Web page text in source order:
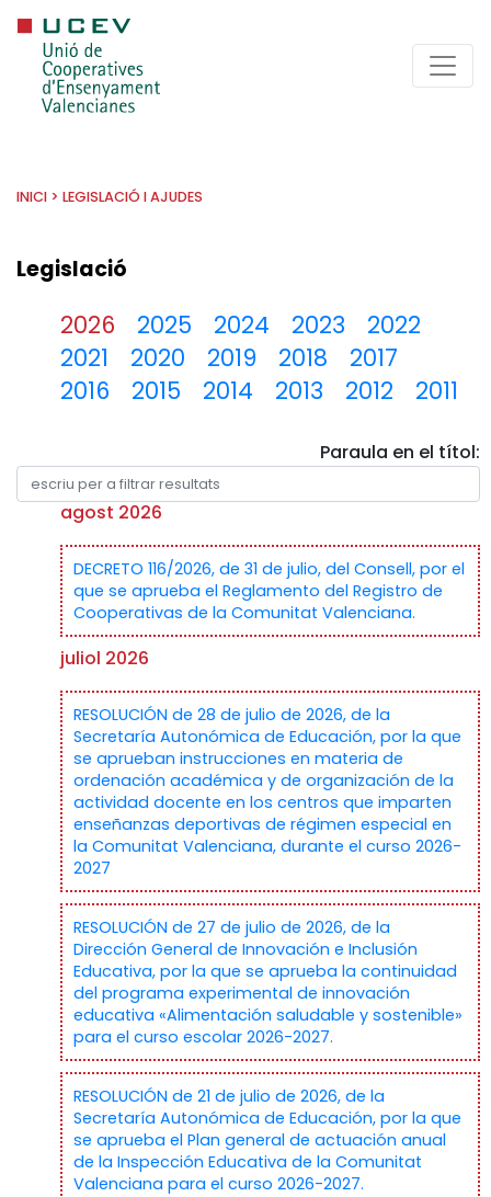
INICI > LEGISLACIÓ I AJUDES
Legislació
2026 2025 2024 2023
2022
2021
2020 2019 2018
2017
2016
2015 2014 2013 2012 2011
Paraula en el títol:
agost 2026
DECRETO 116/2026, de 31 de julio, del Consell, por el
que se aprueba el Reglamento del Registro de
Cooperativas de la Comunitat Valenciana.
juliol 2026
RESOLUCIÓN de 28 de julio de 2026, de la
Secretaría Autonómica de Educación, por la que
se aprueban instrucciones en materia de
ordenación académica y de organización de la
actividad docente en los centros que imparten
enseñanzas deportivas de régimen especial en
la Comunitat Valenciana, durante el curso 2026-
2027
RESOLUCIÓN de 27 de julio de 2026, de la
Dirección General de Innovación e Inclusión
Educativa, por la que se aprueba la continuidad
del programa experimental de innovación
educativa «Alimentación saludable y sostenible»
para el curso escolar 2026-2027.
RESOLUCIÓN de 21 de julio de 2026, de la
Secretaría Autonómica de Educación, por la que
se aprueba el Plan general de actuación anual
de la Inspección Educativa de la Comunitat
Valenciana para el curso 2026-2027.